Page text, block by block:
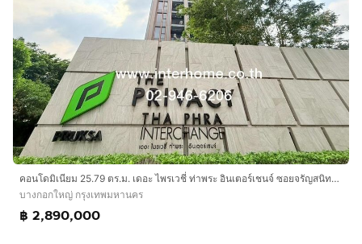
คอนโดมิเนียม 25.79 ตร.ม. เดอะ ไพรเวชี่ ท่าพระ อินเตอร์เชนจ์ ซอยจรัญสนิทวงศ์1 ถนนเพชรเกษม ถนนจัญสนิทวงศ์ เขตบางกอกใหญ่ กรุงเทพมหานคร
บางกอกใหญ่ กรุงเทพมหานคร
฿ 2,890,000